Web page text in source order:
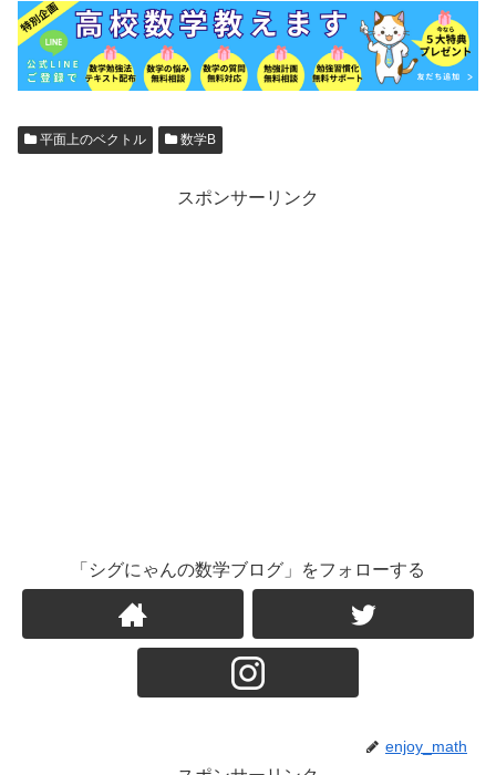
平面上のベクトル 数学B
スポンサーリンク
「シグにゃんの数学ブログ」をフォローする
enjoy_math